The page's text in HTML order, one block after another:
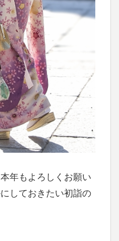
年もよろしくお願い
しておきたい初詣の